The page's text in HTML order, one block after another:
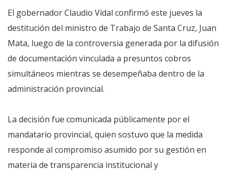
El gobernador Claudio Vidal confirmó este jueves la
destitución del ministro de Trabajo de Santa Cruz, Juan
Mata, luego de la controversia generada por la difusión
de documentación vinculada a presuntos cobros
simultáneos mientras se desempeñaba dentro de la
administración provincial.
La decisión fue comunicada públicamente por el
mandatario provincial, quien sostuvo que la medida
responde al compromiso asumido por su gestión en
materia de transparencia institucional y